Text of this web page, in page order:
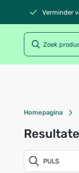
Verminder
Homepagina